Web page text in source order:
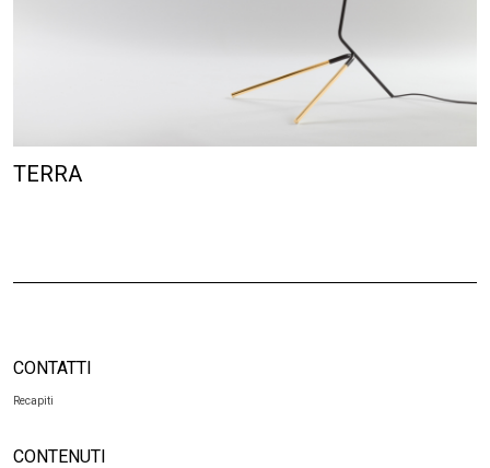
TERRA
CONTATTI
Recapiti
CONTENUTI